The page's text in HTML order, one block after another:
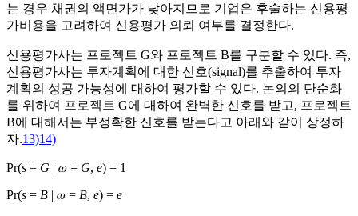
는 경우 채권의 액면가가 낮아지므로 기업은 후술하는 신용평
가비용을 고려하여 신용평가 의뢰 여부를 결정한다.
신용평가사는 프로젝트 G와 프로젝트 B를 구분할 수 있다. 즉,
신용평가사는 투자계획에 대한 신호(signal)를 추출하여 투자
계획의 성공 가능성에 대하여 평가할 수 있다. 논의의 단순화
를 위하여 프로젝트 G에 대하여 완벽한 신호를 받고, 프로젝트
B에 대해서는 부정확한 신호를 받는다고 아래와 같이 상정하
자.13)14)
Pr(s = G | 𝜔 = G, e) = 1
Pr(s = B | 𝜔 = B, e) = e